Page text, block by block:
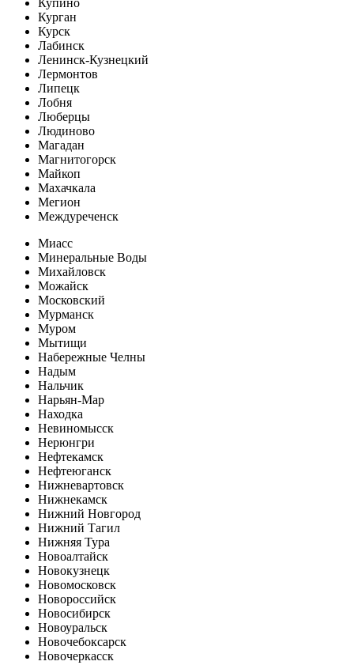
Курган
Курск
Лабинск
Ленинск-Кузнецкий
Лермонтов
Липецк
Лобня
Люберцы
Людиново
Магадан
Магнитогорск
Майкоп
Махачкала
Мегион
Междуреченск
Миасс
Минеральные Воды
Михайловск
Можайск
Московский
Мурманск
Муром
Мытищи
Набережные Челны
Надым
Нальчик
Нарьян-Мар
Находка
Невиномысск
Нерюнгри
Нефтекамск
Нефтеюганск
Нижневартовск
Нижнекамск
Нижний Новгород
Нижний Тагил
Нижняя Тура
Новоалтайск
Новокузнецк
Новомосковск
Новороссийск
Новосибирск
Новоуральск
Новочебоксарск
Новочеркасск